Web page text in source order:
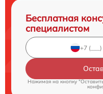
Бесплатная
специалистом
Нажимая на кнопку